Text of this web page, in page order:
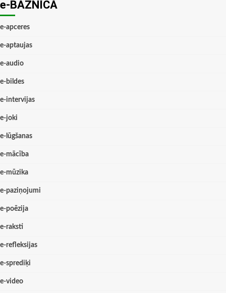
e-BAZNĪCĀ
e-apceres
e-aptaujas
e-audio
e-bildes
e-intervijas
e-joki
e-lūgšanas
e-mācība
e-mūzika
e-paziņojumi
e-poēzija
e-raksti
e-refleksijas
e-sprediķi
e-video